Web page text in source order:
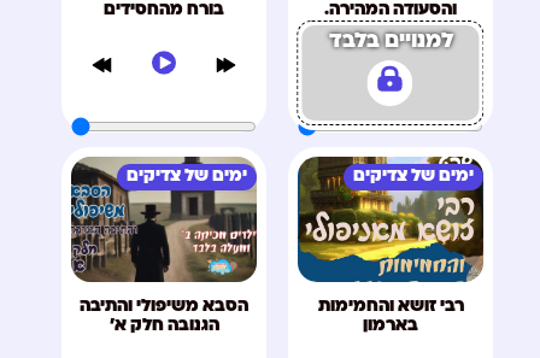
והסעודה המהירה.
למנויים בלבד
בורח מהחסידים
ימים של צדיקים
רבי זושא והחמימות
בארמון
ימים של צדיקים
הסבא משיפולי והתיבה
הגנובה חלק א'